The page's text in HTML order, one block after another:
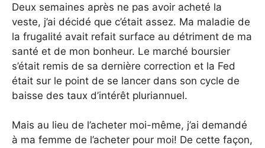
Deux semaines après ne pas avoir acheté la
veste, j’ai décidé que c’était assez. Ma maladie de
la frugalité avait refait surface au détriment de ma
santé et de mon bonheur. Le marché boursier
s’était remis de sa dernière correction et la Fed
était sur le point de se lancer dans son cycle de
baisse des taux d’intérêt pluriannuel.
Mais au lieu de l’acheter moi-même, j’ai demandé
à ma femme de l’acheter pour moi! De cette façon,